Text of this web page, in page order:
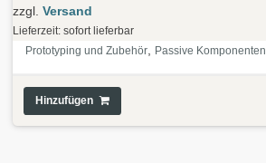
zzgl. Versand
Lieferzeit: sofort lieferbar
Prototyping und Zubehör
Passive Komponenten
Hinzufügen